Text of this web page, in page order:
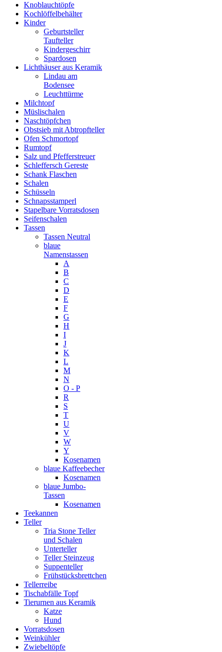
Knoblauchtöpfe
Kochlöffelbehälter
Kinder
Geburtsteller
Taufteller
Kindergeschirr
Spardosen
Lichthäuser aus Keramik
Lindau am
Bodensee
Leuchttürme
Milchtopf
Müslischalen
Naschtöpfchen
Obstsieb mit Abtropfteller
Ofen Schmortopf
Rumtopf
Salz und Pfefferstreuer
Schleffersch Gereste
Schank Flaschen
Schalen
Schüsseln
Schnapsstamperl
Stapelbare Vorratsdosen
Seifenschalen
Tassen
Tassen Neutral
blaue
Namenstassen
A
B
C
D
E
F
G
H
I
J
K
L
M
N
O - P
R
S
T
U
V
W
Y
Kosenamen
blaue Kaffeebecher
Kosenamen
blaue Jumbo-
Tassen
Kosenamen
Teekannen
Teller
Tria Stone Teller
und Schalen
Unterteller
Teller Steinzeug
Suppenteller
Frühstücksbrettchen
Tellerreibe
Tischabfälle Topf
Tierurnen aus Keramik
Katze
Hund
Vorratsdosen
Weinkühler
Zwiebeltöpfe